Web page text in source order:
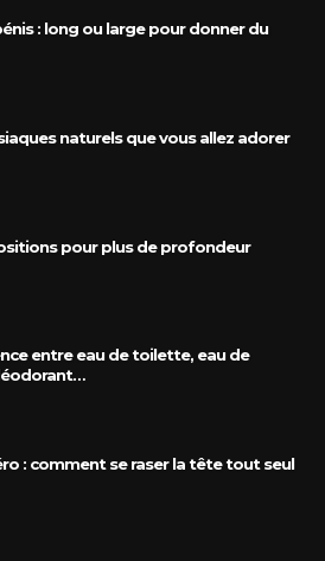
: long ou large pour donner du
naturels que vous allez adorer
pour plus de profondeur
entre eau de toilette, eau de
: comment se raser la tête tout seul